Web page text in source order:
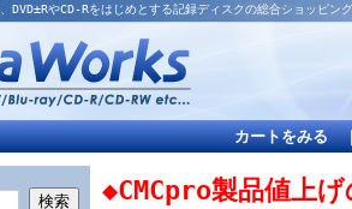
DVD±RやCD-Rをはじめとする記録ディスクの総合ショッピン
カートをみる
◆CMCpro製品値上